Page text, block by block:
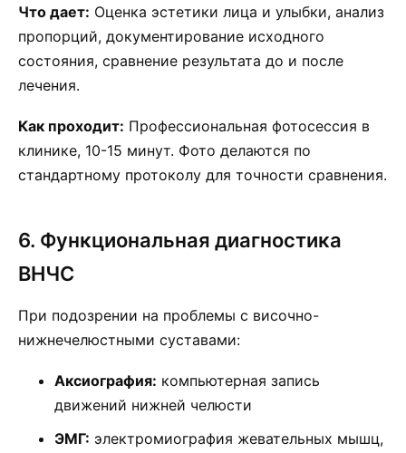
Что дает: Оценка эстетики лица и улыбки, анализ
пропорций, документирование исходного
состояния, сравнение результата до и после
лечения.
Как проходит: Профессиональная фотосессия в
клинике, 10-15 минут. Фото делаются по
стандартному протоколу для точности сравнения.
6. Функциональная диагностика
ВНЧС
При подозрении на проблемы с височно-
нижнечелюстными суставами:
Аксиография: компьютерная запись
движений нижней челюсти
ЭМГ: электромиография жевательных мышц,